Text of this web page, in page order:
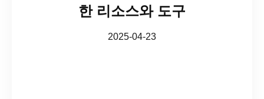
한 리소스와 도구
2025-04-23